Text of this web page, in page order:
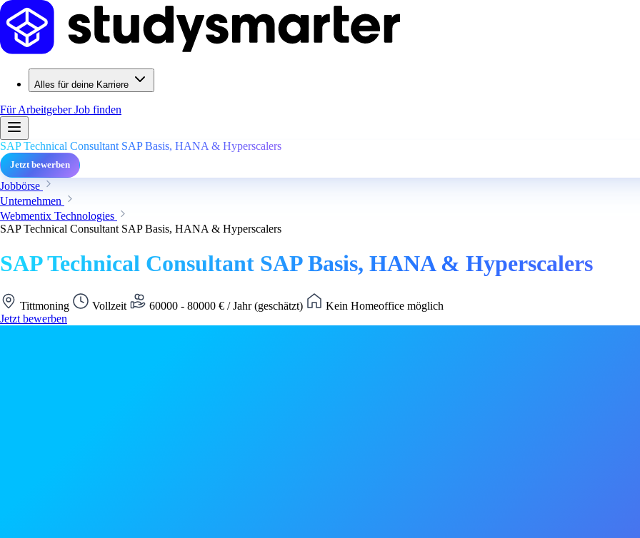
Alles für deine Karriere
Für ArbeitgeberJob finden
SAP Technical Consultant SAP Basis, HANA & Hyperscalers
Jetzt bewerben
Jobbörse
Unternehmen
Webmentix Technologies
SAP Technical Consultant SAP Basis, HANA & Hyperscalers
SAP Technical Consultant SAP Basis, HANA & Hyperscalers
Tittmoning Vollzeit 60000 - 80000 € / Jahr (geschätzt)
Kein Homeoffice möglich
Jetzt bewerben